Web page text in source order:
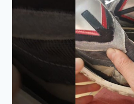
LA
CASA
DE
AUSTRIA:
HISTORIA
LINAJES